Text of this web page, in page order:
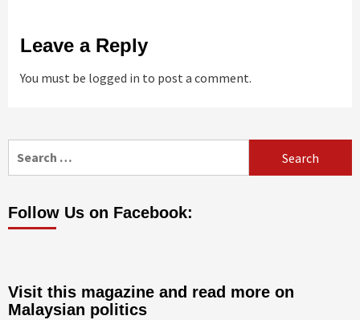
Leave a Reply
You must be logged in to post a comment.
Follow Us on Facebook:
Visit this magazine and read more on
Malaysian politics